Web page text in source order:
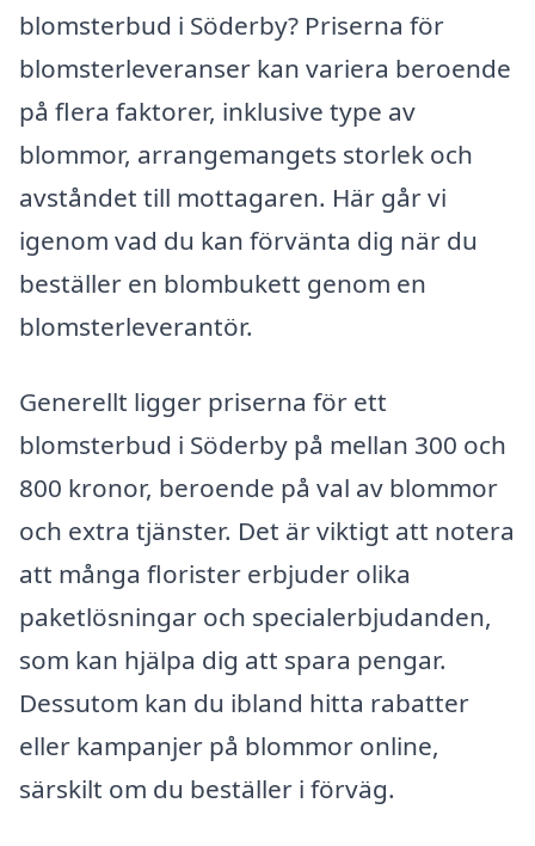
blomsterbud i Söderby? Priserna för
blomsterleveranser kan variera beroende
på flera faktorer, inklusive type av
blommor, arrangemangets storlek och
avståndet till mottagaren. Här går vi
igenom vad du kan förvänta dig när du
beställer en blombukett genom en
blomsterleverantör.
Generellt ligger priserna för ett
blomsterbud i Söderby på mellan 300 och
800 kronor, beroende på val av blommor
och extra tjänster. Det är viktigt att notera
att många florister erbjuder olika
paketlösningar och specialerbjudanden,
som kan hjälpa dig att spara pengar.
Dessutom kan du ibland hitta rabatter
eller kampanjer på blommor online,
särskilt om du beställer i förväg.